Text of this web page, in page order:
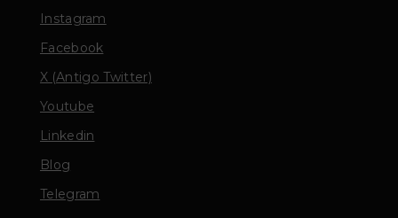
Instagram
Facebook
X (Antigo Twitter)
Youtube
Linkedin
Blog
Telegram